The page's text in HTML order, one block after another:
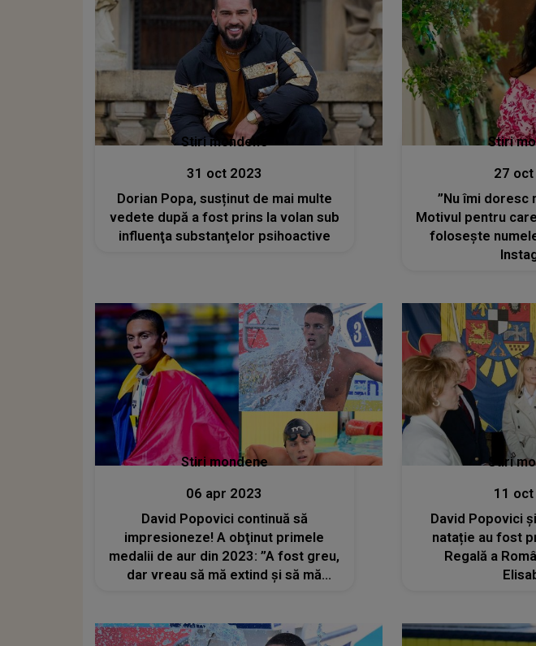
pentru mine"
Stiri mondene
31 oct 2023
Dorian Popa, susținut de mai multe
vedete după a fost prins la volan sub
influenţa substanţelor psihoactive
Stiri
27 oct
”Nu îmi doresc
Motivul pentru
folosește
Stiri mondene
06 apr 2023
David Popovici continuă să
impresioneze! A obţinut primele
medalii de aur din 2023: ”A fost greu,
dar vreau să mă extind și să mă
Stiri
11
David Popovici
natație au fost
Regală a